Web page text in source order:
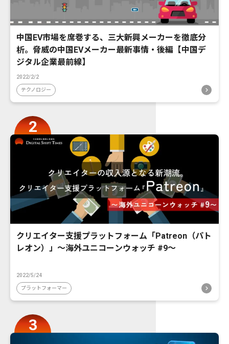
中国EV市場を席巻する、三大新興メーカーを徹底分
析。脅威の中国EVメーカー最新事情・後編【中国デ
ジタル企業最前線】
2022/2/2
テクノロジー
クリエイター支援プラットフォーム「Patreon（パト
レオン）」〜海外ユニコーンウォッチ #9〜
2022/5/24
プラットフォーマー